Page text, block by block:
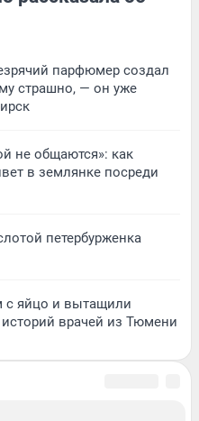
парфюмер создал
страшно, — он уже
не общаются»: как
в землянке посреди
петербурженка
с яйцо и вытащили
врачей из Тюмени